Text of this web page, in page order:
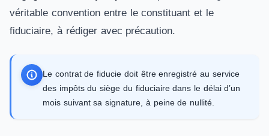
véritable convention entre le constituant et le
fiduciaire, à rédiger avec précaution.
Le contrat de fiducie doit être enregistré au service
des impôts du siège du fiduciaire dans le délai d’un
mois suivant sa signature, à peine de nullité.